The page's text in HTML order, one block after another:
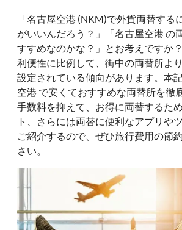
「名古屋空港 (NKM)で外貨両替する
がいいんだろう？」「名古屋空港 の
すすめなのかな？」とお考えですか
利便性に比例して、街中の両替所よ
設定されている傾向があります。本
空港 で安くておすすめな両替所を徹
手数料を抑えて、お得に両替するた
ト、さらには両替に便利なアプリや
ご紹介するので、ぜひ旅行費用の節
さい。